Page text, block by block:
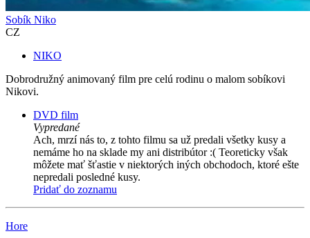
Sobík Niko
CZ
NIKO
Dobrodružný animovaný film pre celú rodinu o malom sobíkovi
Nikovi.
DVD film
Vypredané
Ach, mrzí nás to, z tohto filmu sa už predali všetky kusy a
nemáme ho na sklade my ani distribútor :( Teoreticky však
môžete mať šťastie v niektorých iných obchodoch, ktoré ešte
nepredali posledné kusy.
Pridať do zoznamu
Hore